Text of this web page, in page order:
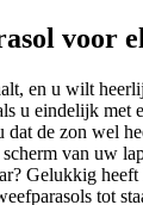
voor
en u wilt
u eindelijk met
de zon wel
van uw
Gelukkig
tot